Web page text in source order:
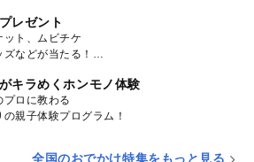
レゼント
ット、ムビチケ
ズなどが当たる！
キラめくホンモノ体験
プロに教わる
の親子体験プログラム！
全国のおでかけ特集をもっと見る